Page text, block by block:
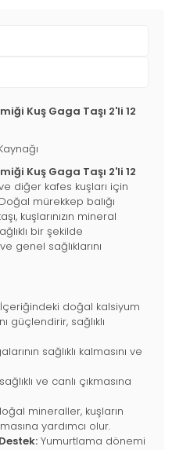
Kuş Gaga Taşı 2'li 12
Kuş Gaga Taşı 2'li 12
diğer kafes kuşları için
mürekkep balığı
kuşlarınızın mineral
bir şekilde
genel sağlıklarını
İçeriğindeki doğal kalsiyum
güçlendirir, sağlıklı
sağlıklı kalmasını ve
ve canlı çıkmasına
mineraller, kuşların
yardımcı olur.
Yumurtlama dönemi